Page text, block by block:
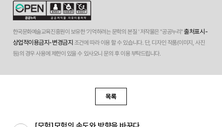
한국문화예술교육진흥원이 보유한 '기억하려는 문학의 본질 ' 저작물은 "공공누리"출처표시-
상업적이용금지-변경금지 조건에 따라 이용 할 수 있습니다. 단, 디자인 작품(이미지, 사진
등)의 경우 사용에 제한이 있을 수 있사오니 문의 후 이용 부탁드립니다.
목록